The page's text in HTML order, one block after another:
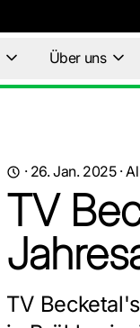
Über uns
· 26. Jan. 2025·
TV
TV